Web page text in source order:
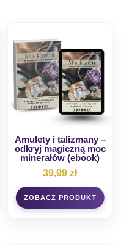
Amulety i talizmany –
odkryj magiczną moc
minerałów (ebook)
39,99zł